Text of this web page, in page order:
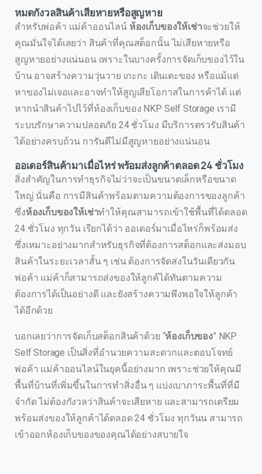
หมดกังวลสินค้าเสียหายหรือสูญหาย
สำหรับพ่อค้า แม่ค้าออนไลน์ ห้องเก็บของให้เช่าจะช่วยให้
คุณมั่นใจได้เลยว่า สินค้าที่คุณสต็อกนั้น ไม่เสียหายหรือ
สูญหายอย่างแน่นอน เพราะในบางครั้งการจัดเก็บของไว้ใน
บ้าน อาจสร้างความวุ่นวาย เกะกะ เดินเตะของ หรือแม้แต่
หาของไม่เจอและอาจทำให้สูญเสียโอกาสในการค้าได้ แต่
หากนำสินค้าไปไว้ที่ห้องเก็บของ NKP Self Storage เรามี
ระบบรักษาความปลอดภัย 24 ชั่วโมง มีบริการตรวรับสินค้า
ได้อย่างครบถ้วน การันตีไม่มีสูญหายอย่างแน่นอน
ออเดอร์สินค้ามาเมื่อไหร่ พร้อมส่งลูกค้าตลอด 24 ชั่วโมง
สิ่งสำคัญในการทำธุรกิจไม่ว่าจะเป็นขนาดเล็กหรือขนาด
ใหญ่ นั่นคือ การมีสินค้าพร้อมตามความต้องการของลูกค้า
ซึ่งห้องเก็บของให้เช่าทำให้คุณสามารถเข้าใช้พื้นที่ได้ตลอด
24 ชั่วโมง ทุกวัน เรียกได้ว่า ออเดอร์มาเมื่อไหร่ก็พร้อมส่ง
ซึ่งเหมาะอย่างมากสำหรับธุรกิจที่ต้องการสต็อกและส่งมอบ
สินค้าในระยะเวลาสั้น ๆ เช่น ต้องการจัดส่งในวันเดียวกัน
พ่อค้า แม่ค้าก็สามารถส่งของให้ลูกค้ได้ทันตามความ
ต้องการได้เป็นอย่างดี และยังสร้างความพึงพอใจให้ลูกค้า
ได้อีกด้วย
บอกเลยว่าการจัดเก็บสต็อกสินค้าด้วย “ห้องเก็บของ” NKP
Self Storage เป็นสิ่งที่อำนวยความสะดวกและตอบโจทย์
พ่อค้า แม่ค้าออนไลน์ในยุคนี้อย่างมาก เพราะช่วยให้คุณมี
พื้นที่บ้านที่เพิ่มขึ้นในการทำสิ่งอื่น ๆ แบ่งเบาภาระพื้นที่ที่มี
จำกัด ไม่ต้องกังวลว่าสินค้าจะเสียหาย และสามารถเตรียม
พร้อมส่งของให้ลูกค้าได้ตลอด 24 ชั่วโมง ทุกวันน สามารถ
เข้าออกห้องเก็บของของคุณได้อย่างสบายใจ